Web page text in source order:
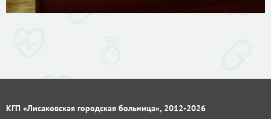
КГП «Лисаковская городская больница», 2012-2026